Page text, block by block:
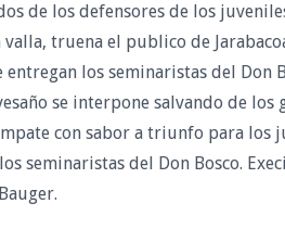
de los defensores de los
truena el publico de
los seminaristas del Don
se interpone salvando de los
con sabor a triunfo para los
seminaristas del Don Bosco.